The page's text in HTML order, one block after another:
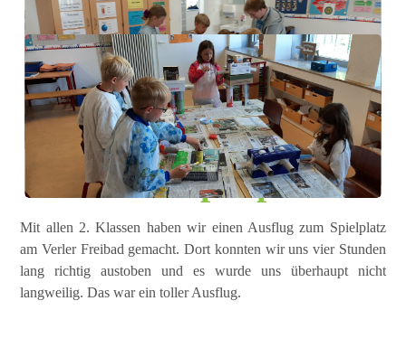
Ausflug zum neuen
Verler Spielplatz
Mit allen 2. Klassen haben wir einen Ausflug zum Spielplatz
am Verler Freibad gemacht. Dort konnten wir uns vier Stunden
lang richtig austoben und es wurde uns überhaupt nicht
langweilig. Das war ein toller Ausflug.